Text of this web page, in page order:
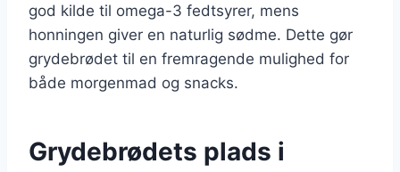
god kilde til omega-3 fedtsyrer, mens
honningen giver en naturlig sødme. Dette gør
grydebrødet til en fremragende mulighed for
både morgenmad og snacks.
Grydebrødets plads i